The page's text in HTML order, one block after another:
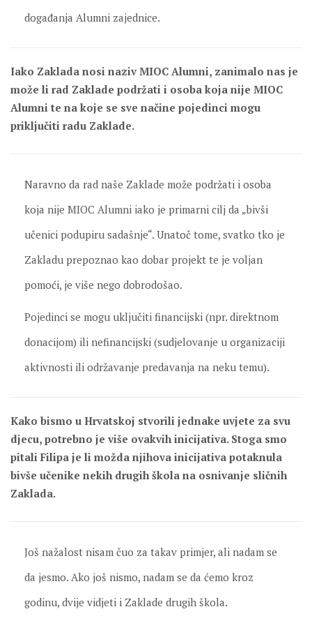
događanja Alumni zajednice.
Iako Zaklada nosi naziv MIOC Alumni, zanimalo nas je
može li rad Zaklade podržati i osoba koja nije MIOC
Alumni te na koje se sve načine pojedinci mogu
priključiti radu Zaklade.
Naravno da rad naše Zaklade može podržati i osoba
koja nije MIOC Alumni iako je primarni cilj da „bivši
učenici podupiru sadašnje“. Unatoč tome, svatko tko je
Zakladu prepoznao kao dobar projekt te je voljan
pomoći, je više nego dobrodošao.
Pojedinci se mogu uključiti financijski (npr. direktnom
donacijom) ili nefinancijski (sudjelovanje u organizaciji
aktivnosti ili održavanje predavanja na neku temu).
Kako bismo u Hrvatskoj stvorili jednake uvjete za svu
djecu, potrebno je više ovakvih inicijativa. Stoga smo
pitali Filipa je li možda njihova inicijativa potaknula
bivše učenike nekih drugih škola na osnivanje sličnih
Zaklada.
Još nažalost nisam čuo za takav primjer, ali nadam se
da jesmo. Ako još nismo, nadam se da ćemo kroz
godinu, dvije vidjeti i Zaklade drugih škola.